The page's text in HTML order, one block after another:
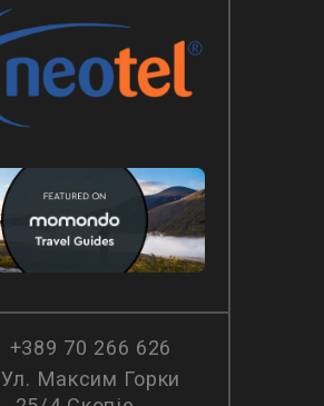
+389 70 266 626
Ул. Максим Горки